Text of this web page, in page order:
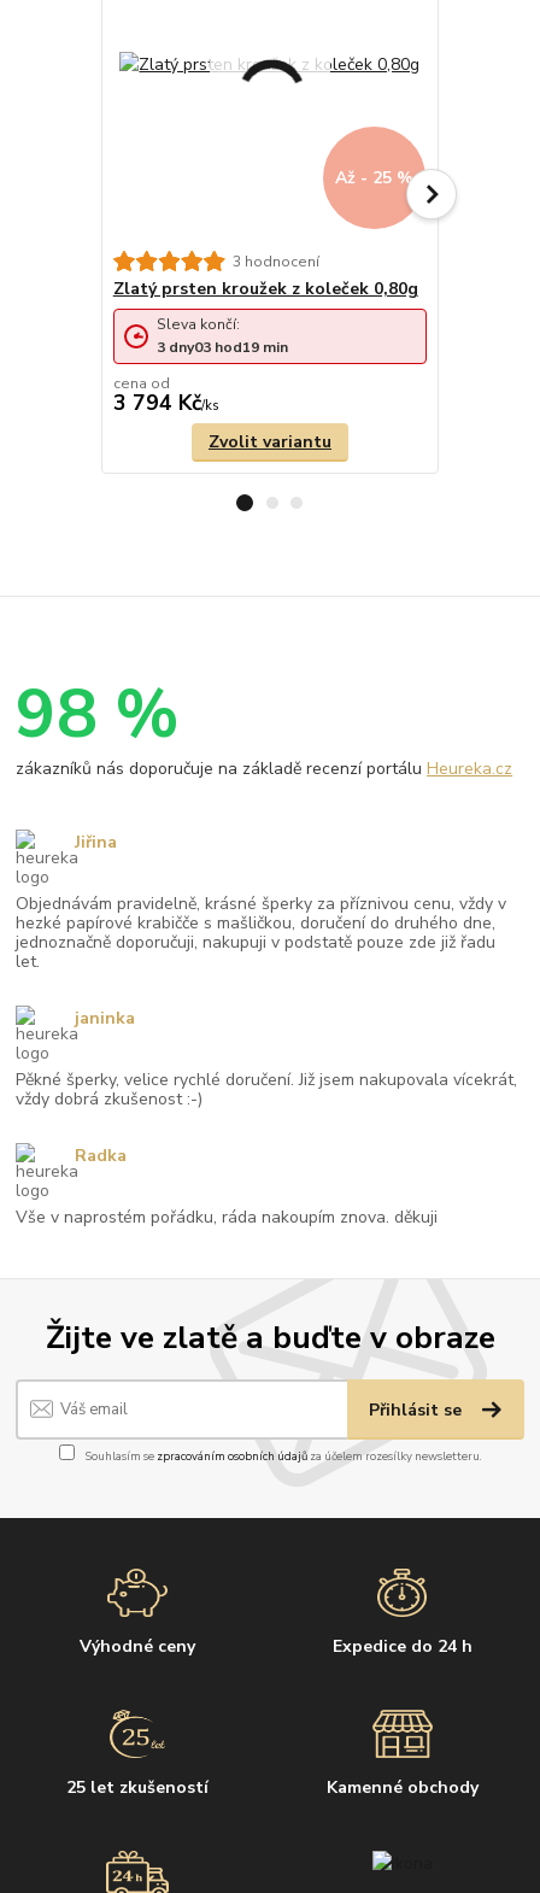
Až - 25 %
3 hodnocení
Zlatý prsten kroužek z koleček 0,80g
cena od
3 794 Kč/ks
Sleva končí:
3 dny03 hod19 min
Zvolit variantu
Žijte ve zlatě a buďte v obraze
Přihlásit se
Souhlasím se zpracováním osobních údajůza účelem rozesílky newsletteru.
Výhodné ceny Expedice do 24 h
25 let zkušeností Kamenné obchody
98 %
zákazníků nás doporučuje na základě recenzí portáluHeureka.cz
Objednávám pravidelně, krásné šperky za příznivou cenu, vždy v
hezké papírové krabičče s mašličkou, doručení do druhého dne,
jednoznačně doporučuji, nakupuji v podstatě pouze zde již řadu
let.
Jiřina
Pěkné šperky, velice rychlé doručení. Již jsem nakupovala vícekrát,
vždy dobrá zkušenost :-)
janinka
Vše v naprostém pořádku, ráda nakoupím znova. děkuji
Radka